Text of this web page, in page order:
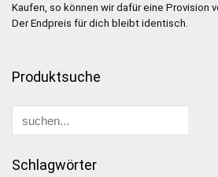
Kaufen, so können wir dafür eine Provision
Der Endpreis für dich bleibt identisch.
Produktsuche
Schlagwörter